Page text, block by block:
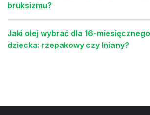
bruksizmu?
Jaki olej wybrać dla 16-miesięcznego
dziecka: rzepakowy czy lniany?